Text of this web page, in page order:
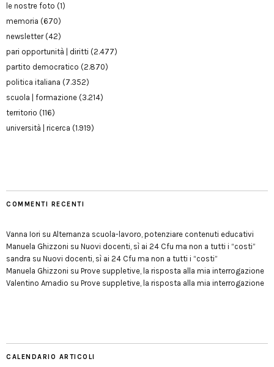
le nostre foto (1)
memoria (670)
newsletter(42)
pari opportunità | diritti (2.477)
partito democratico (2.870)
politica italiana (7.352)
scuola | formazione (3.214)
territorio (116)
università | ricerca (1.919)
COMMENTI RECENTI
Vanna Iori su Alternanza scuola-lavoro, potenziare contenuti educativi
Manuela Ghizzoni su Nuovi docenti, sì ai 24 Cfu ma non a tutti i “costi”
sandra su Nuovi docenti, sì ai 24 Cfu ma non a tutti i “costi”
Manuela Ghizzoni su Prove suppletive, la risposta alla mia interrogazione
Valentino Amadio su Prove suppletive, la risposta alla mia interrogazione
CALENDARIO ARTICOLI